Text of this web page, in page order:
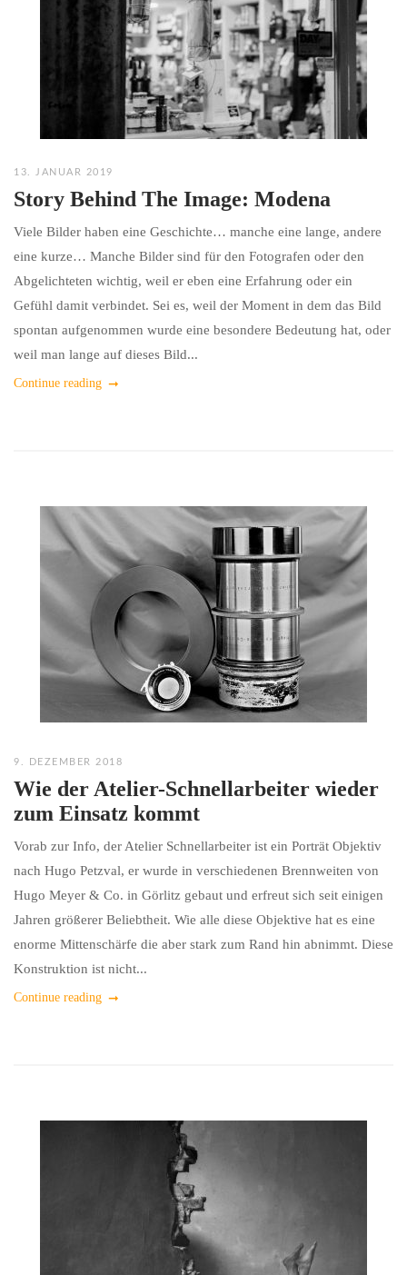
13. JANUAR 2019
Story Behind The Image: Modena
Viele Bilder haben eine Geschichte… manche eine lange, andere
eine kurze… Manche Bilder sind für den Fotografen oder den
Abgelichteten wichtig, weil er eben eine Erfahrung oder ein
Gefühl damit verbindet. Sei es, weil der Moment in dem das Bild
spontan aufgenommen wurde eine besondere Bedeutung hat, oder
weil man lange auf dieses Bild...
Continue reading
9. DEZEMBER 2018
Wie der Atelier-Schnellarbeiter wieder
zum Einsatz kommt
Vorab zur Info, der Atelier Schnellarbeiter ist ein Porträt Objektiv
nach Hugo Petzval, er wurde in verschiedenen Brennweiten von
Hugo Meyer & Co. in Görlitz gebaut und erfreut sich seit einigen
Jahren größerer Beliebtheit. Wie alle diese Objektive hat es eine
enorme Mittenschärfe die aber stark zum Rand hin abnimmt. Diese
Konstruktion ist nicht...
Continue reading